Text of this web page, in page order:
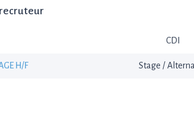
recruteur
CDI
H/F Stage /